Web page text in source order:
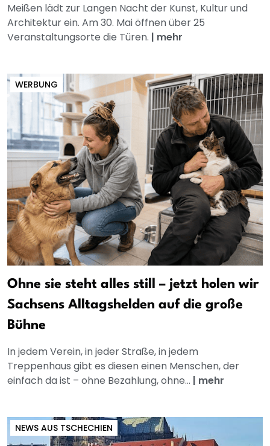
Meißen lädt zur Langen Nacht der Kunst, Kultur und
Architektur ein. Am 30. Mai öffnen über 25
Veranstaltungsorte die Türen. | mehr
WERBUNG
Ohne sie steht alles still – jetzt holen wir
Sachsens Alltagshelden auf die große
Bühne
In jedem Verein, in jeder Straße, in jedem
Treppenhaus gibt es diesen einen Menschen, der
einfach da ist – ohne Bezahlung, ohne... | mehr
NEWS AUS TSCHECHIEN